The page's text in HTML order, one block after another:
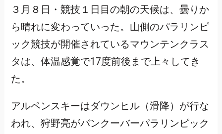
３月８日・競技１日目の朝の天候は、曇りか
ら晴れに変わっていった。山側のパラリンピ
ック競技が開催されているマウンテンクラス
タは、体温感覚で17度前後まで上々してき
た。
アルペンスキーはダウンヒル（滑降）が行な
われ、狩野亮がバンクーバーパラリンピック